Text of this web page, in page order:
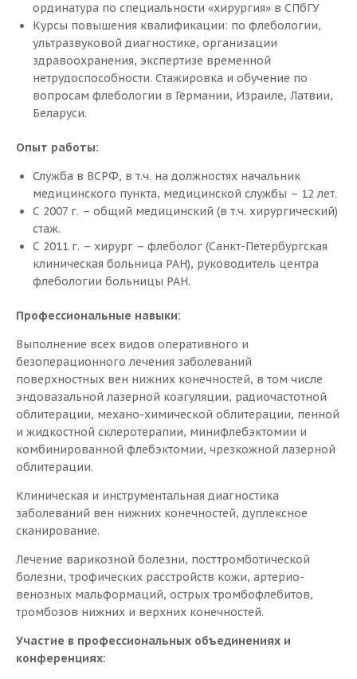
ординатура по специальности «хирургия» в СПбГУ
Курсы повышения квалификации: по флебологии,
ультразвуковой диагностике, организации
здравоохранения, экспертизе временной
нетрудоспособности. Стажировка и обучение по
вопросам флебологии в Германии, Израиле, Латвии,
Беларуси.
Опыт работы:
Служба в ВСРФ, в т.ч. на должностях начальник
медицинского пункта, медицинской службы – 12 лет.
С 2007 г. – общий медицинский (в т.ч. хирургический)
стаж.
С 2011 г. – хирург – флеболог (Санкт-Петербургская
клиническая больница РАН), руководитель центра
флебологии больницы РАН.
Профессиональные навыки:
Выполнение всех видов оперативного и
безоперационного лечения заболеваний
поверхностных вен нижних конечностей, в том числе
эндовазальной лазерной коагуляции, радиочастотной
облитерации, механо-химической облитерации, пенной
и жидкостной склеротерапии, минифлебэктомии и
комбинированной флебэктомии, чрезкожной лазерной
облитерации.
Клиническая и инструментальная диагностика
заболеваний вен нижних конечностей, дуплексное
сканирование.
Лечение варикозной болезни, посттромботической
болезни, трофических расстройств кожи, артерио-
венозных мальформаций, острых тромбофлебитов,
тромбозов нижних и верхних конечностей.
Участие в профессиональных объединениях и
конференциях:
Запись онлайн
вопросы и запишет к нужному специалисту.
Ваше имя*
Ваш телефон
Удобное дата и время
Я согласен на обработку персональных данных
ОТПРАВИТЬ
Флебопатия
Ретикулярный варикоз
Варикозная болезнь нижних конечностей
Тромбофлебит
Варикозная болезнь нижних конечностей
Тромбоз глубоких вен
Посттромботическая болезнь
Лимфедема
Методы лечения
Эндовенозная лазерная коагуляция (ЭВЛК/ЭВЛО)
Радиочастотная коагуляция (РЧА)
Механо-химическая облитерация (Flebogrif)
Склеротерапия и чрезкожная лазерная коагуляция
Клеевая облитерация (VenaSeal)
Классическая флебэктомия
Результаты
Изолированная эндовазальная лазерная коагуляция
(ЭВЛК)
Минифлебэктомия
Склеротерапия
Комбинированная флебэктомия (КФЭ)
Пациенту
Предоперационное обследование
Предоперационная подготовка
Рекомендации в раннем послеоперационном